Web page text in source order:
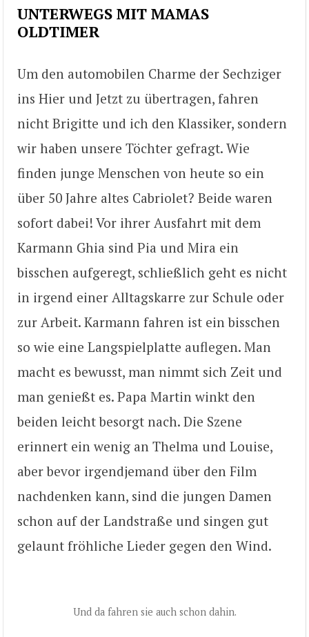
UNTERWEGS MIT MAMAS
OLDTIMER
Um den automobilen Charme der Sechziger
ins Hier und Jetzt zu übertragen, fahren
nicht Brigitte und ich den Klassiker, sondern
wir haben unsere Töchter gefragt. Wie
finden junge Menschen von heute so ein
über 50 Jahre altes Cabriolet? Beide waren
sofort dabei! Vor ihrer Ausfahrt mit dem
Karmann Ghia sind Pia und Mira ein
bisschen aufgeregt, schließlich geht es nicht
in irgend einer Alltagskarre zur Schule oder
zur Arbeit. Karmann fahren ist ein bisschen
so wie eine Langspielplatte auflegen. Man
macht es bewusst, man nimmt sich Zeit und
man genießt es. Papa Martin winkt den
beiden leicht besorgt nach. Die Szene
erinnert ein wenig an Thelma und Louise,
aber bevor irgendjemand über den Film
nachdenken kann, sind die jungen Damen
schon auf der Landstraße und singen gut
gelaunt fröhliche Lieder gegen den Wind.
Und da fahren sie auch schon dahin.